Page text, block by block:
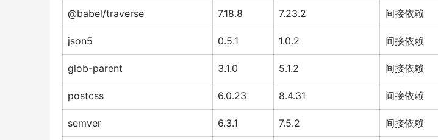
@babel/traverse 7.18.8 7.23.2 间接依赖
json5 0.5.1 1.0.2 间接依赖
glob-parent 3.1.0 5.1.2 间接依赖
postcss 6.0.23 8.4.31 间接依赖
semver 6.3.1 7.5.2 间接依赖